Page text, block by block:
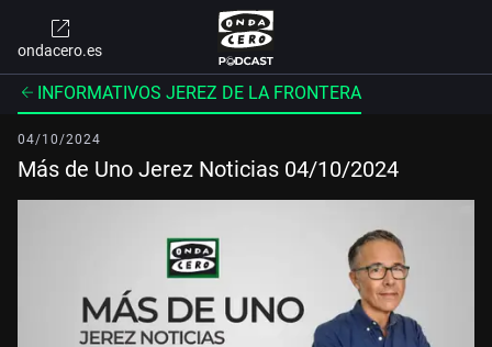
ondacero.es
INFORMATIVOS JEREZ DE LA FRONTERA
04/10/2024
Más de Uno Jerez Noticias 04/10/2024